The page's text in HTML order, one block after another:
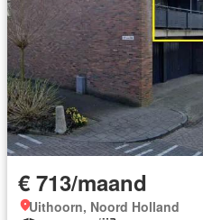
€ 713/maand
Uithoorn, Noord Holland